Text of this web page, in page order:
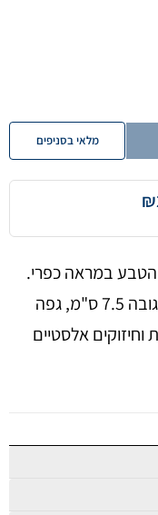
מלאי בסניפים
במראה כפרי.
לסנדלים פלטפורמה מעוטרת קש בגובה 7.5 ס"מ, גפה
אלסטיים